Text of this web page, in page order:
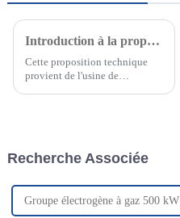
Introduction à la proposition de procédé de traitement du gaz naturel 5MMSCMD
Cette proposition technique
provient de l'usine de
naturel de 5 MMSCMD.
Recherche Associée
Groupe électrogène à gaz 500 kW